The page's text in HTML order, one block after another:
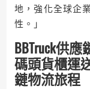
地，強化全球企
性。」
BBTruck供
碼頭貨櫃運
鏈物流旅程